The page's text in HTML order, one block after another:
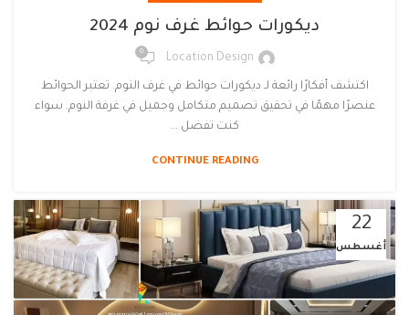
ديكورات حوائط غرف نوم 2024
Location Design
0
اكتشف أفكارًا رائعة لـ ديكورات حوائط في غرف النوم. تعتبر الحوائط
عنصرًا مهمًا في تحقيق تصميم متكامل وجميل في غرفة النوم. سواء
كنت تفضل ...
CONTINUE READING
22
أغسطس